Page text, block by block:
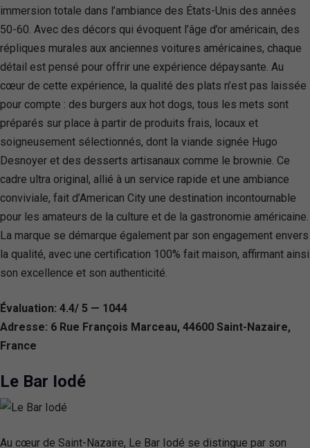
immersion totale dans l’ambiance des États-Unis des années
50-60. Avec des décors qui évoquent l’âge d’or américain, des
répliques murales aux anciennes voitures américaines, chaque
détail est pensé pour offrir une expérience dépaysante. Au
cœur de cette expérience, la qualité des plats n’est pas laissée
pour compte : des burgers aux hot dogs, tous les mets sont
préparés sur place à partir de produits frais, locaux et
soigneusement sélectionnés, dont la viande signée Hugo
Desnoyer et des desserts artisanaux comme le brownie. Ce
cadre ultra original, allié à un service rapide et une ambiance
conviviale, fait d’American City une destination incontournable
pour les amateurs de la culture et de la gastronomie américaine.
La marque se démarque également par son engagement envers
la qualité, avec une certification 100% fait maison, affirmant ainsi
son excellence et son authenticité.
Évaluation: 4.4/ 5 — 1044
Adresse: 6 Rue François Marceau, 44600 Saint-Nazaire,
France
Le Bar Iodé
Au cœur de Saint-Nazaire, Le Bar Iodé se distingue par son